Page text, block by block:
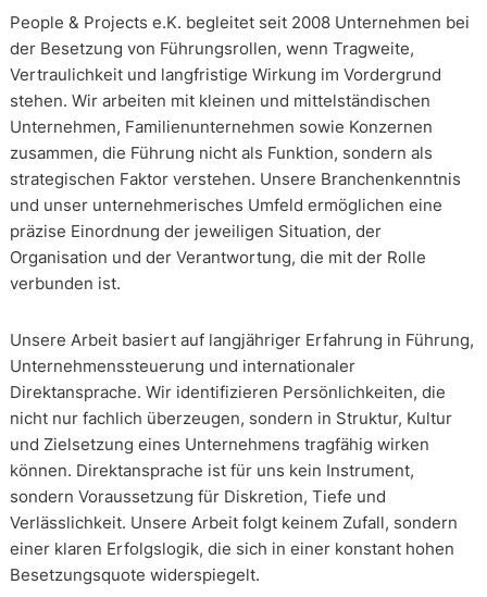
People & Projects e.K. begleitet seit 2008 Unternehmen bei
der Besetzung von Führungsrollen, wenn Tragweite,
Vertraulichkeit und langfristige Wirkung im Vordergrund
stehen. Wir arbeiten mit kleinen und mittelständischen
Unternehmen, Familienunternehmen sowie Konzernen
zusammen, die Führung nicht als Funktion, sondern als
strategischen Faktor verstehen. Unsere Branchenkenntnis
und unser unternehmerisches Umfeld ermöglichen eine
präzise Einordnung der jeweiligen Situation, der
Organisation und der Verantwortung, die mit der Rolle
verbunden ist.
Unsere Arbeit basiert auf langjähriger Erfahrung in Führung,
Unternehmenssteuerung und internationaler
Direktansprache. Wir identifizieren Persönlichkeiten, die
nicht nur fachlich überzeugen, sondern in Struktur, Kultur
und Zielsetzung eines Unternehmens tragfähig wirken
können. Direktansprache ist für uns kein Instrument,
sondern Voraussetzung für Diskretion, Tiefe und
Verlässlichkeit. Unsere Arbeit folgt keinem Zufall, sondern
einer klaren Erfolgslogik, die sich in einer konstant hohen
Besetzungsquote widerspiegelt.